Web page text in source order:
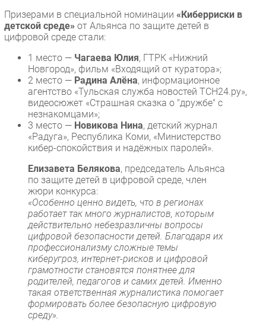
Призерами в специальной номинации «Киберриски в
детской среде» от Альянса по защите детей в
цифровой среде стали:
1 место — Чагаева Юлия, ГТРК «Нижний
Новгород», фильм «Входящий от куратора»;
2 место — Радина Алёна, информационное
агентство «Тульская служба новостей ТСН24.ру»,
видеосюжет «Страшная сказка о "дружбе" с
незнакомцами»;
3 место — Новикова Нина, детский журнал
«Радуга», Республика Коми, «Министерство
кибер-спокойствия и надёжных паролей».
Елизавета Белякова, председатель Альянса
по защите детей в цифровой среде, член
жюри конкурса:
«Особенно ценно видеть, что в регионах
работает так много журналистов, которым
действительно небезразличны вопросы
цифровой безопасности детей. Благодаря их
профессионализму сложные темы
киберугроз, интернет-рисков и цифровой
грамотности становятся понятнее для
родителей, педагогов и самих детей. Именно
такая ответственная журналистика помогает
формировать более безопасную цифровую
среду».